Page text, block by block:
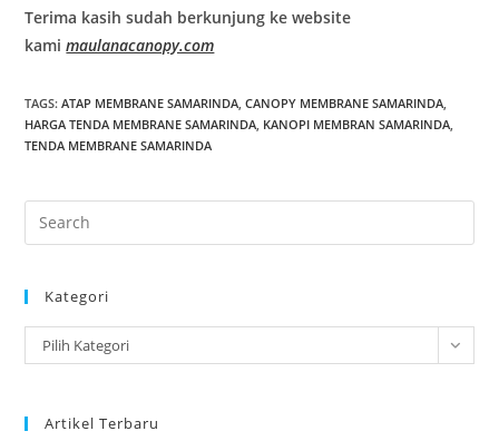
Terima kasih sudah berkunjung ke website
kamimaulanacanopy.com
TAGS:ATAP MEMBRANE SAMARINDA CANOPY MEMBRANE SAMARINDA
HARGA TENDA MEMBRANE SAMARINDA KANOPI MEMBRAN SAMARINDA
TENDA MEMBRANE SAMARINDA
the
Kategori
Kategori
Pilih Kategori
Artikel Terbaru